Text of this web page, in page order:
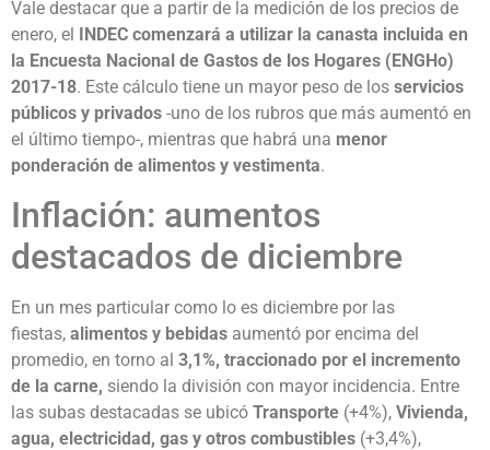
Vale destacar que a partir de la medición de los precios de
enero, el INDEC comenzará a utilizar la canasta incluida en
la Encuesta Nacional de Gastos de los Hogares (ENGHo)
2017-18. Este cálculo tiene un mayor peso de los servicios
públicos y privados -uno de los rubros que más aumentó en
el último tiempo-, mientras que habrá una menor
ponderación de alimentos y vestimenta.
Inflación: aumentos
destacados de diciembre
En un mes particular como lo es diciembre por las
fiestas, alimentos y bebidas aumentó por encima del
promedio, en torno al 3,1%, traccionado por el incremento
de la carne, siendo la división con mayor incidencia. Entre
las subas destacadas se ubicó Transporte (+4%), Vivienda,
agua, electricidad, gas y otros combustibles (+3,4%),